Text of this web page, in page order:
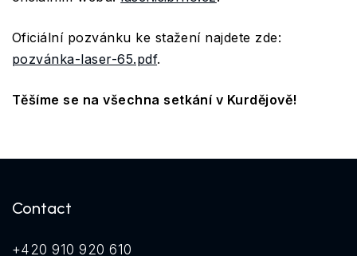
Oficiální pozvánku ke stažení najdete zde:
pozvánka-laser-65.pdf.
Těšíme se na všechna setkání v Kurdějově!
Contact
+420 910 920 610